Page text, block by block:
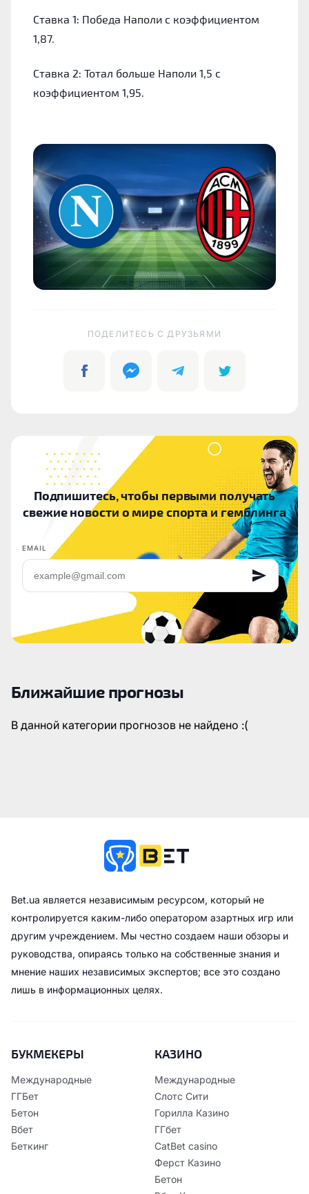
Ставка 1: Победа Наполи с коэффициентом
1,87.
Ставка 2: Тотал больше Наполи 1,5 с
коэффициентом 1,95.
ПОДЕЛИТЕСЬ C ДРУЗЬЯМИ
Подпишитесь, чтобы первыми получать
свежие новости о мире спорта и гемблинга
EMAIL
Ближайшие прогнозы
В данной категории прогнозов не найдено :(
Bet.ua является независимым ресурсом, который не
контролируется каким-либо оператором азартных игр или
другим учреждением. Мы честно создаем наши обзоры и
руководства, опираясь только на собственные знания и
мнение наших независимых экспертов; все это создано
лишь в информационных целях.
БУКМЕКЕРЫ
Международные
ГГБет
Бетон
Вбет
Беткинг
КАЗИНО
Международные
Слотс Сити
Горилла Казино
ГГбет
CatBet casino
Ферст Казино
Бетон